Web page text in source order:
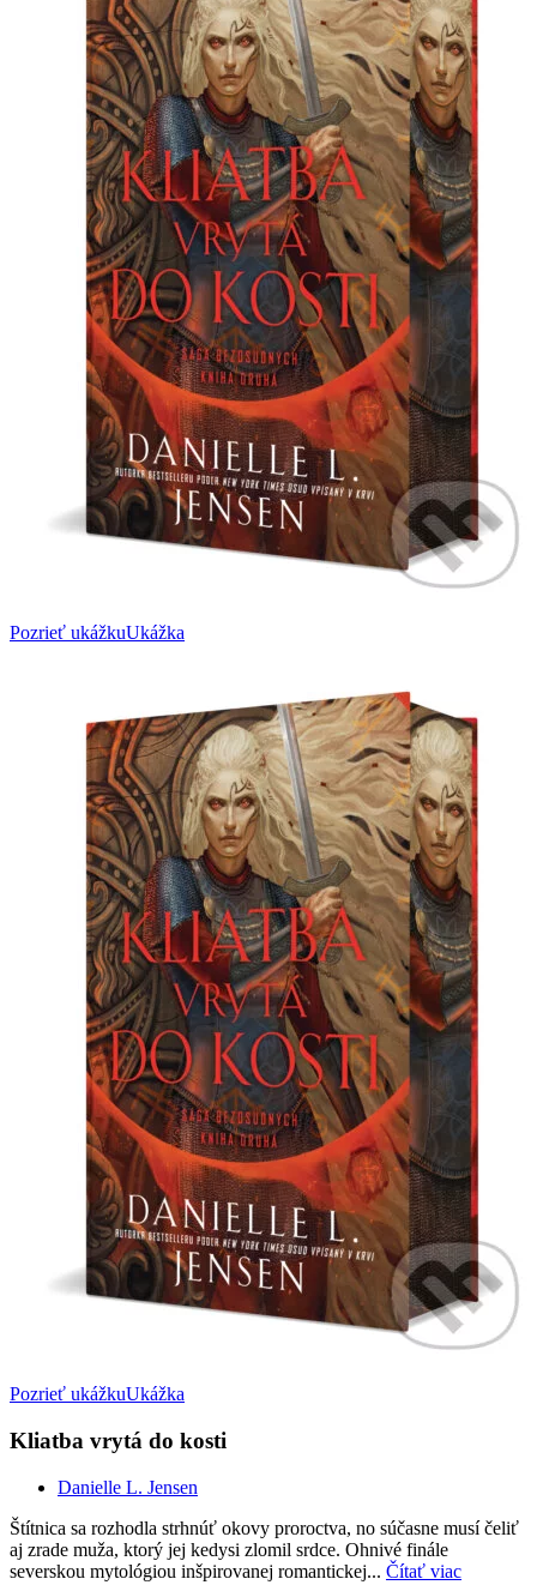
Pozrieť ukážkuUkážka
Pozrieť ukážkuUkážka
Kliatba vrytá do kosti
Danielle L. Jensen
Štítnica sa rozhodla strhnúť okovy proroctva, no súčasne musí čeliť
aj zrade muža, ktorý jej kedysi zlomil srdce. Ohnivé finále
severskou mytológiou inšpirovanej romantickej... Čítať viac